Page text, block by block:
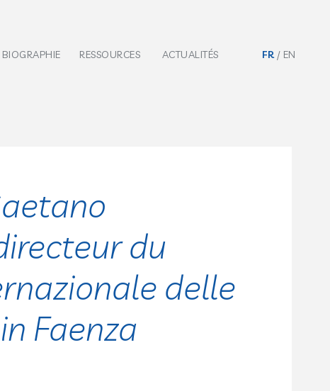
BIOGRAPHIE RESSOURCES ACTUALITÉS FR EN
du
delle
Faenza